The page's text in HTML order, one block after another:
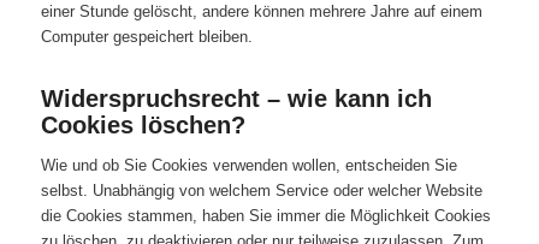
einer Stunde gelöscht, andere können mehrere Jahre auf einem
Computer gespeichert bleiben.
Widerspruchsrecht – wie kann ich
Cookies löschen?
Wie und ob Sie Cookies verwenden wollen, entscheiden Sie
selbst. Unabhängig von welchem Service oder welcher Website
die Cookies stammen, haben Sie immer die Möglichkeit Cookies